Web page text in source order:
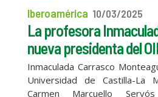
Iberoamérica 10/03/2025
La profesora
nueva presidenta del
Inmaculada Carrasco
Universidad de Castilla-La
Carmen Marcuello